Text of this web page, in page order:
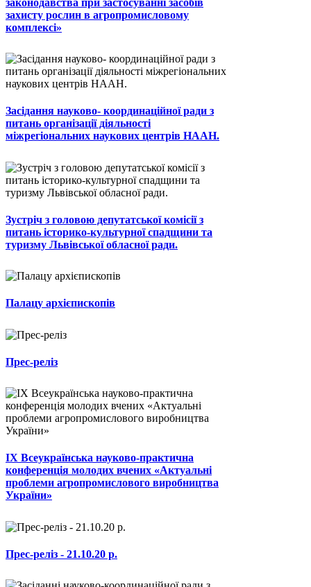
захисту рослин в агропромисловому
комплексі»
Засідання науково- координаційної ради з
питань організації діяльності
міжрегіональних наукових центрів НААН.
Зустріч з головою депутатської комісії з
питань історико-культурної спадщини та
туризму Львівської обласної ради.
Палацу архієпископів
Прес-реліз
ІХ Всеукраїнська науково-практична
конференція молодих вчених «Актуальні
проблеми агропромислового виробництва
України»
Прес-реліз - 21.10.20 р.